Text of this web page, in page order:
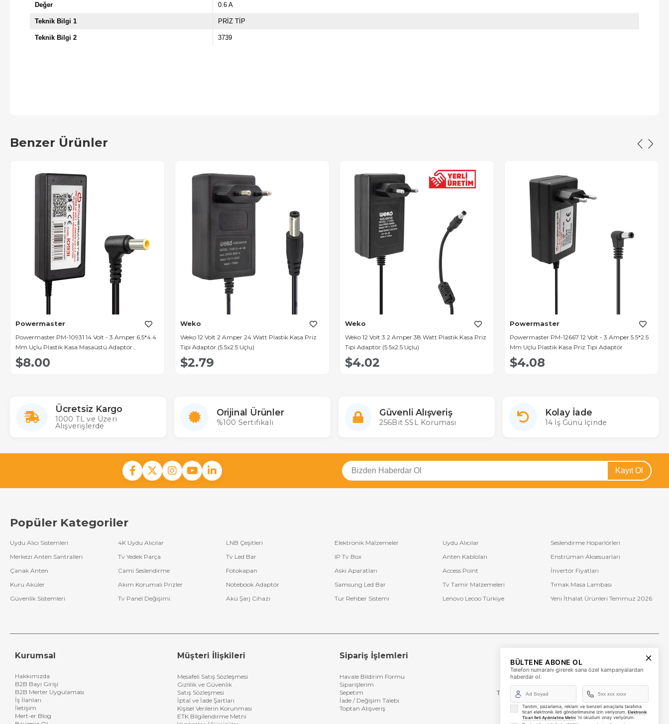
Değer 0.6 A
Teknik Bilgi 1 PRİZ TİP
Teknik Bilgi 2 3739
Benzer Ürünler
Powermaster
Powermaster PM-10931 14 Volt - 3 Amper 6.5*4.4
Mm Uçlu Plastik Kasa Masaüstü Adaptör
(Samsung Monitör)
$8.00
Weko
Weko 12 Volt 2 Amper 24 Watt Plastik Kasa Priz
Tipi Adaptör (5.5x2.5 Uçlu)
$2.79
Weko
Weko 12 Volt 3.2 Amper 38 Watt Plastik Kasa Priz
Tipi Adaptör (5.5x2.5 Uçlu)
$4.02
Powermaster
Powermaster PM-12667 12 Volt - 3 Amper 5.5*2.5
Mm Uçlu Plastik Kasa Priz Tipi Adaptör
$4.08
Ücretsiz Kargo
1000 TL ve Üzeri
Alışverişlerde
Orijinal Ürünler
%100 Sertifikalı
Güvenli Alışveriş
256Bit SSL Koruması
Kolay İade
14 İş Günü İçinde
Kayıt Ol
Popüler Kategoriler
Uydu Alıcı Sistemleri 4K Uydu Alıcılar LNB Çeşitleri Elektronik Malzemeler Uydu Alıcılar
Seslendirme Hoparlörleri
Merkezi Anten Santralleri
Tv Yedek Parça Tv Led Bar IP Tv Box Anten Kabloları
Enstrüman Aksesuarları
Çanak Anten
Cami Seslendirme Fotokapan Askı Aparatları Access Point
İnvertör Fiyatları
Kuru Aküler
Akım Korumalı Prizler Notebook Adaptör Samsung Led Bar Tv Tamir Malzemeleri
Tırnak Masa Lambası
Güvenlik Sistemleri
Tv Panel Değişimi Akü Şarj Cihazı Tur Rehber Sistemi Lenovo Lecoo Türkiye Yeni İthalat Ürünleri Temmuz 2026
Kurumsal
Hakkımızda
B2B Bayi Girişi
B2B Merter Uygulaması
İş İlanları
İletişim
Mert-er Blog
Müşteri İlişkileri
Mesafeli Satış Sözleşmesi
Gizlilik ve Güvenlik
Satış Sözleşmesi
İptal ve İade Şartları
Kişisel Verilerin Korunması
ETK Bilgilendirme Metni
Sipariş İşlemleri
Havale Bildirim Formu
Siparişlerim
Sepetim
İade / Değişim Talebi
Toptan Alışveriş
+90 (850) 473 08 08
Tevfik Bey Mah. Dr. Ali Demir Cd. No:51 Kat:2 Kobi İş
Merkezi
Küçükçekmece / İstanbul
BÜLTENE ABONE OL
Telefon numaranı girerek sana özel kampanyalardan
haberdar ol.
Tanıtım, pazarlama, reklam ve benzeri amaçlarla tarafıma
ticari elektronik ileti gönderilmesine izin veriyorum. Elektronik
Ticari İleti Aydınlatma Metni 'ni okudum onay veriyorum.